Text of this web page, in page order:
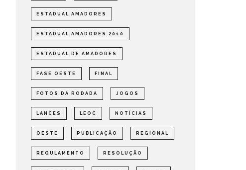
ESTADUAL AMADORES
ESTADUAL AMADORES 2010
ESTADUAL DE AMADORES
FASE OESTE FINAL
FOTOS DA RODADA JOGOS
LANCES LEOC NOTÍCIAS
OESTE PUBLICAÇÃO REGIONAL
REGULAMENTO RESOLUÇÃO